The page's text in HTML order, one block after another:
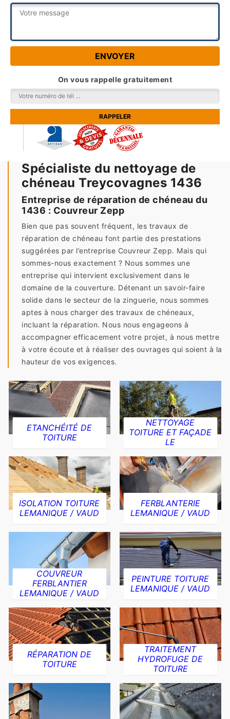
On vous rappelle gratuitement
Spécialiste du nettoyage de
chéneau Treycovagnes 1436
Entreprise de réparation de chéneau du
1436 : Couvreur Zepp
Bien que pas souvent fréquent, les travaux de
réparation de chéneau font partie des prestations
suggérées par l’entreprise Couvreur Zepp. Mais qui
sommes-nous exactement ? Nous sommes une
entreprise qui intervient exclusivement dans le
domaine de la couverture. Détenant un savoir-faire
solide dans le secteur de la zinguerie, nous sommes
aptes à nous charger des travaux de chéneaux,
incluant la réparation. Nous nous engageons à
accompagner efficacement votre projet, à nous mettre
à votre écoute et à réaliser des ouvrages qui soient à la
hauteur de vos exigences.
ETANCHÉITÉ DE
TOITURE
NETTOYAGE
TOITURE ET FAÇADE
LE
ISOLATION TOITURE
LEMANIQUE / VAUD
FERBLANTERIE
LEMANIQUE / VAUD
COUVREUR
FERBLANTIER
LEMANIQUE / VAUD
PEINTURE TOITURE
LEMANIQUE / VAUD
RÉPARATION DE
TOITURE
TRAITEMENT
HYDROFUGE DE
TOITURE